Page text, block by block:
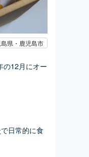
島県・鹿児島市
の12月にオー
で日常的に食